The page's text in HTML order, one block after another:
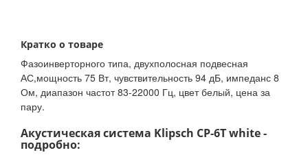
Кратко о товаре
Фазоинверторного типа, двухполосная подвесная
АС,мощность 75 Вт, чувствительность 94 дБ, импеданс 8
Ом, диапазон частот 83-22000 Гц, цвет белый, цена за
пару.
Акустическая система Klipsch CP-6T white -
подробно: